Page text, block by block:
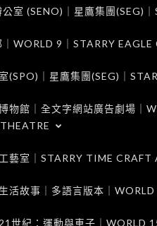
室 (SENO)｜星鷹集團(SEG)
WORLD 9｜STARRY EAGLE
(SPO)｜星鷹集團(SEG)｜
物館｜全文字網站廣告劇場｜
藝室｜STARRY TIME CRAFT
活故事｜多語言版本｜
世紀：運動與車子｜WORLD